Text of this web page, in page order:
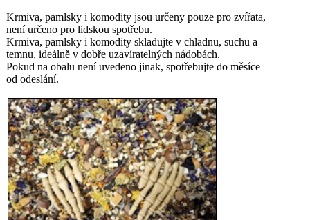
Krmiva, pamlsky i komodity jsou určeny pouze pro zvířata,
není určeno pro lidskou spotřebu.
Krmiva, pamlsky i komodity skladujte v chladnu, suchu a
temnu, ideálně v dobře uzavíratelných nádobách.
Pokud na obalu není uvedeno jinak, spotřebujte do měsíce
od odeslání.